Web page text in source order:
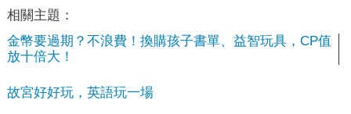
相關主題：
金幣要過期？不浪費！換購孩子書單、益智玩具，CP值
放十倍大！
故宮好好玩，英語玩一場